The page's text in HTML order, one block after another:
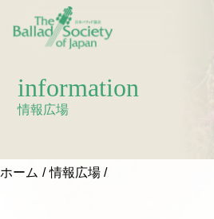
information
情報広場
ホーム 情報広場